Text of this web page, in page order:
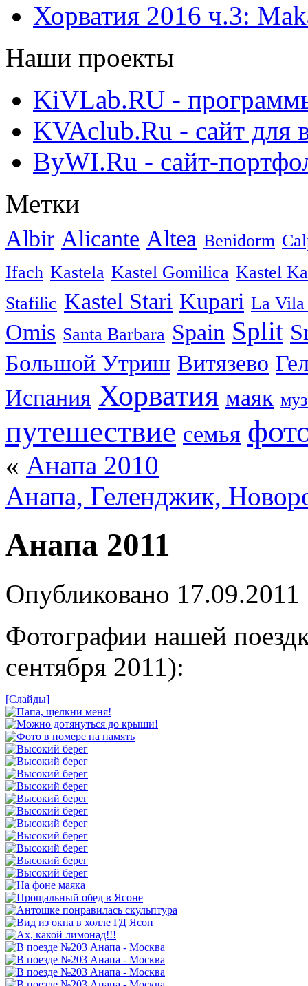
Хорватия 2016 ч.3:
Наши проекты
KiVLab.RU -
KVAclub.Ru - сайт для
ByWI.Ru - сайт-
Метки
Albir Alicante Altea Benidorm
Ifach Kastela Kastel Gomilica Kastel
Stafilic Kastel Stari Kupari La Vila
Omis Santa Barbara Spain Split
Большой Утриш Витязево
Испания Хорватия маяк
путешествие семья
« Анапа 2010
Анапа, Геленджик,
Анапа 2011
Опубликовано 17.09.2011
Фотографии нашей
сентября 2011):
[Слайды]